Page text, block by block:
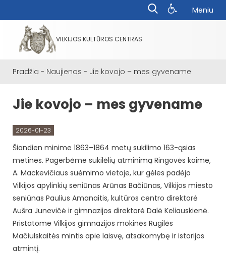
Meniu
VILKIJOS KULTŪROS CENTRAS
Pradžia - Naujienos - Jie kovojo – mes gyvename
Jie kovojo – mes gyvename
2026-01-23
Šiandien minime 1863–1864 metų sukilimo 163-ąsias
metines. Pagerbėme sukilėlių atminimą Ringovės kaime,
A. Mackevičiaus suėmimo vietoje, kur gėles padėjo
Vilkijos apylinkių seniūnas Arūnas Bačiūnas, Vilkijos miesto
seniūnas Paulius Amanaitis, kultūros centro direktorė
Aušra Junevičė ir gimnazijos direktorė Dalė Keliauskienė.
Pristatome Vilkijos gimnazijos mokinės Rugilės
Mačiulskaitės mintis apie laisvę, atsakomybę ir istorijos
atmintį.